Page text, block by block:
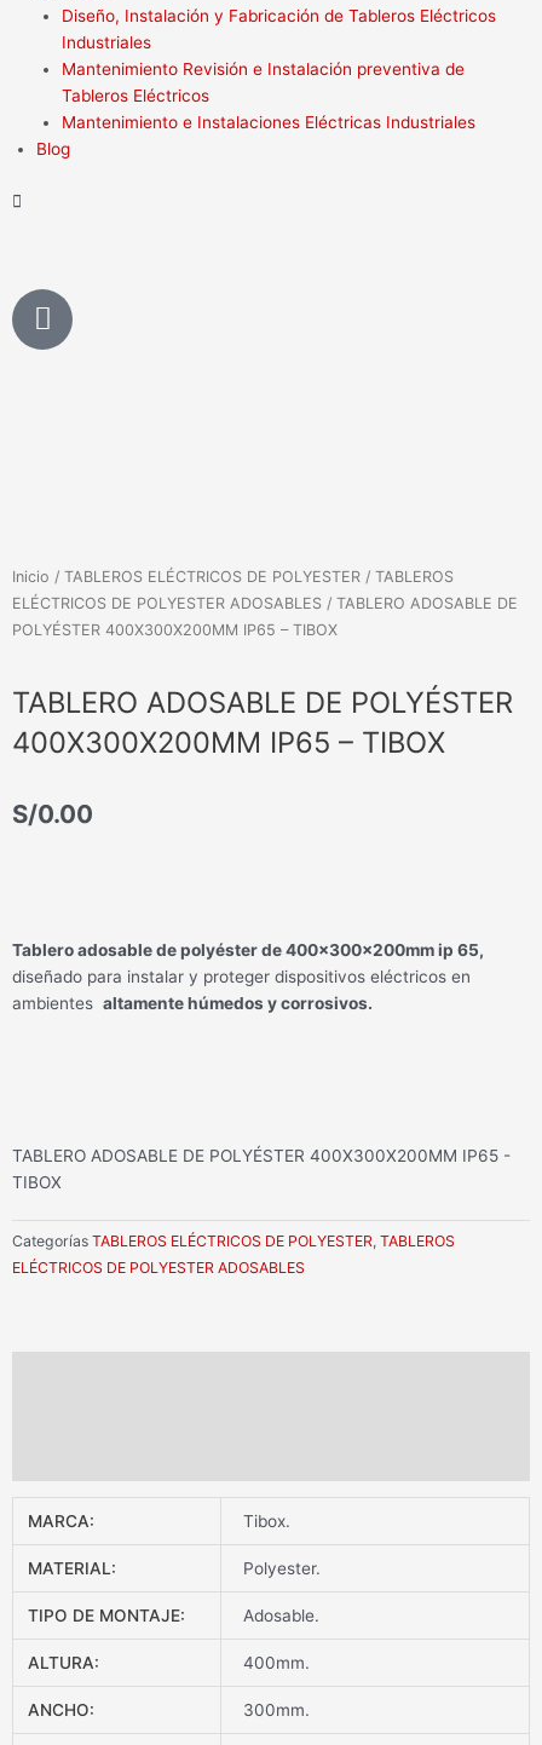
Diseño, Instalación y Fabricación de Tableros Eléctricos
Industriales
Mantenimiento Revisión e Instalación preventiva de
Tableros Eléctricos
Mantenimiento e Instalaciones Eléctricas Industriales
Blog
P
h
Inicio / TABLEROS ELÉCTRICOS DE POLYESTER / TABLEROS
ELÉCTRICOS DE POLYESTER ADOSABLES / TABLERO ADOSABLE DE
POLYÉSTER 400X300X200MM IP65 – TIBOX
TABLERO ADOSABLE DE POLYÉSTER
400X300X200MM IP65 – TIBOX
S/0.00
Tablero adosable de polyéster de 400x300x200mm ip 65,
diseñado para instalar y proteger dispositivos eléctricos en
ambientes altamente húmedos y corrosivos.
TABLERO ADOSABLE DE POLYÉSTER 400X300X200MM IP65 -
TIBOX
Categorías TABLEROS ELÉCTRICOS DE POLYESTER, TABLEROS
ELÉCTRICOS DE POLYESTER ADOSABLES
MARCA: Tibox.
MATERIAL: Polyester.
TIPO DE MONTAJE: Adosable.
ALTURA: 400mm.
ANCHO: 300mm.